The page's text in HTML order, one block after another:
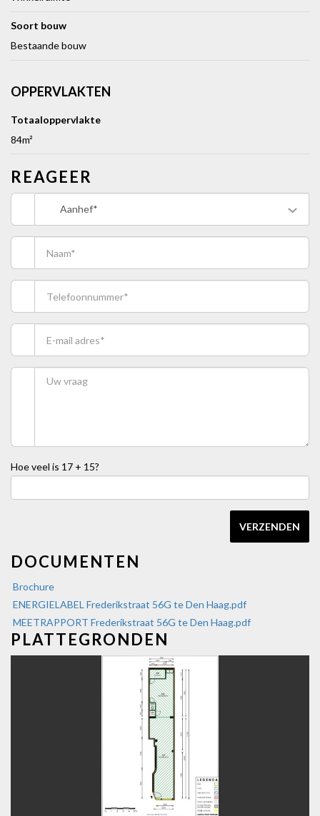
Soort bouw
Bestaande bouw
OPPERVLAKTEN
Totaaloppervlakte
84m²
REAGEER
Aanhef*
Hoe veel is 17 + 15?
VERZENDEN
DOCUMENTEN
Brochure
ENERGIELABEL Frederikstraat 56G te Den Haag.pdf
MEETRAPPORT Frederikstraat 56G te Den Haag.pdf
PLATTEGRONDEN